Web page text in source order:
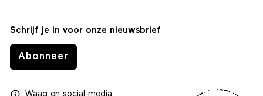
Schrijf je in voor onze nieuwsbrief
Abonneer